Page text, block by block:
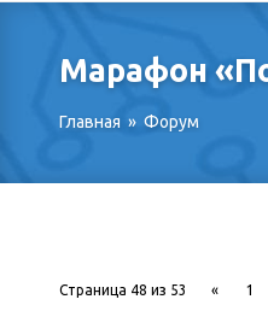
Марафон
Главная » Форум
Страница 48 из 53 « 1